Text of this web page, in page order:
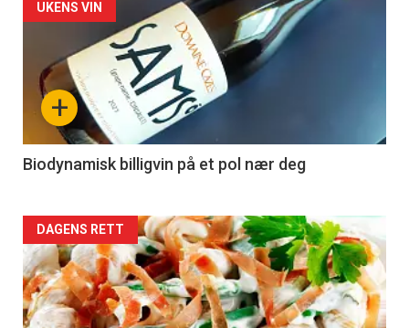
Forsiden
akkurat
nå
4
+
UKENS VIN
Biodynamisk billigvin på et pol nær deg
Forsiden
akkurat
nå
DAGENS RETT